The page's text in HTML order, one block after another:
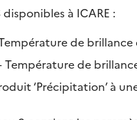
à ICARE :
de
Température de
‘Précipitation’ à